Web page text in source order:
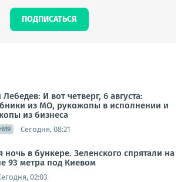
ПОДПИСАТЬСЯ
Лебедев: И вот четверг, 6 августа:
из МО, рукожопы в исполнении и
из бизнеса
Сегодня, 08:21
ночь в бункере. Зеленского спрятали на
93 метра под Киевом
02:03